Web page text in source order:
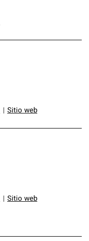
Sitio web
Sitio web